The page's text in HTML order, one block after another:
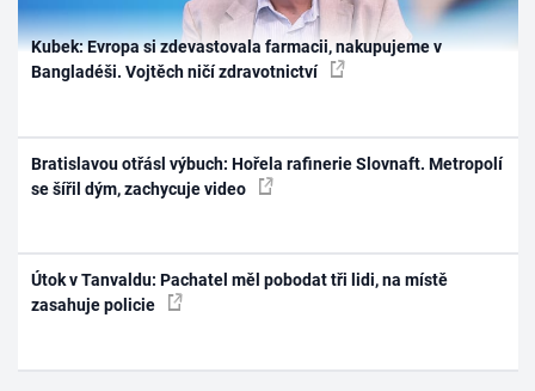
Kubek: Evropa si zdevastovala farmacii, nakupujeme v
Bangladéši. Vojtěch ničí zdravotnictví
Bratislavou otřásl výbuch: Hořela rafinerie Slovnaft. Metropolí
se šířil dým, zachycuje video
Útok v Tanvaldu: Pachatel měl pobodat tři lidi, na místě
zasahuje policie